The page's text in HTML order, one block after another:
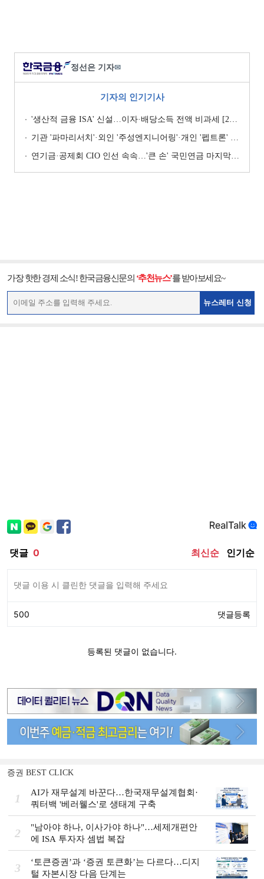
정선은 기자✉
기자의 인기기사
'생산적 금융 ISA' 신설…이자·배당소득 전액 비과세 [2026 세제개편안]
기관 '파마리서치'·외인 '주성엔지니어링'·개인 '펩트론' 1위 [주간 코스닥 순매수- 2026년 7월27일~7월31일]
연기금·공제회 CIO 인선 속속…'큰 손' 국민연금 마지막 타자
가장 핫한 경제 소식! 한국금융신문의 ‘추천뉴스’를 받아보세요~
뉴스레터 신청
증권 BEST CLICK
1
AI가 재무설계 바꾼다…한국재무설계협회·
쿼터백 '베러웰스'로 생태계 구축
2
"남아야 하나, 이사가야 하나"…세제개편안
에 ISA 투자자 셈법 복잡
3
‘토큰증권’과 ‘증권 토큰화’는 다르다…디지
털 자본시장 다음 단계는